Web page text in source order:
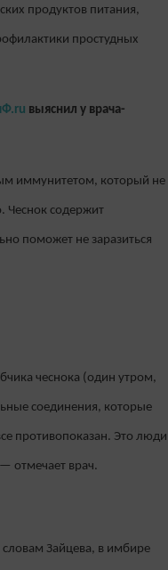
продуктов питания,
простудных
выяснил у врача-
иммунитетом, который не
Чеснок содержит
поможет не заразиться
чеснока (один утром,
соединения, которые
противопоказан. Это люди
отмечает врач.
словам Зайцева, в имбире